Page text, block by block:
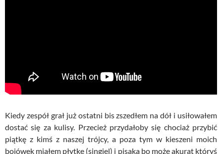
Kiedy zespół grał już ostatni bis zszedłem na dół i usiłowałem
dostać się za kulisy. Przecież przydałoby się chociaż przybić
piątkę z kimś z naszej trójcy, a poza tym w kieszeni moich
bojówek miałem płytkę (singiel) i pisaka bo może akurat któryś